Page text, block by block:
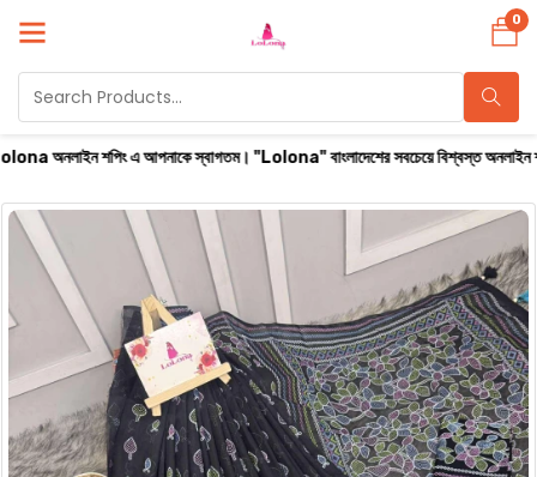
এ আপনাকে স্বাগতম। "Lolona" বাংলাদেশের সবচেয়ে বিশ্বস্ত অনলাইন শপ। সারা
0